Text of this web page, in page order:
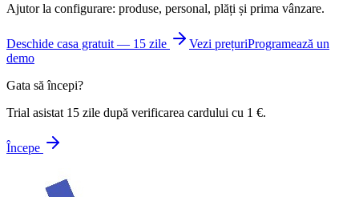
Ajutor la configurare: produse, personal, plăți și prima vânzare.
Deschide casa gratuit — 15 zile Vezi prețuriProgramează un
demo
Gata să începi?
Trial asistat 15 zile după verificarea cardului cu 1 €.
Începe